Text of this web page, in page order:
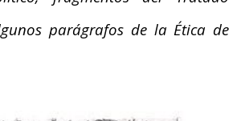
parágrafos de la Ética de